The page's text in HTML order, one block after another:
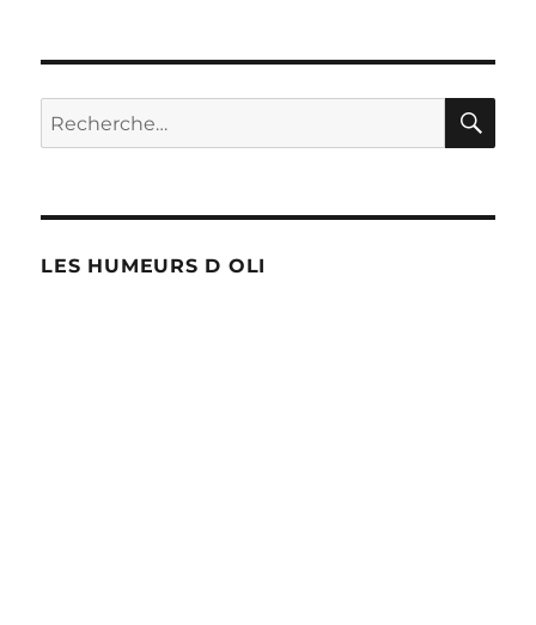
publications
ANT
E
Recherche
pour :
LES HUMEURS D OLI